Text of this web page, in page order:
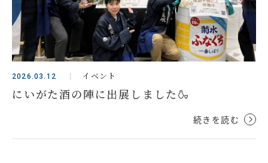
2026.03.12 イベント
にいがた酒の陣に出展しました🍶
続きを読む